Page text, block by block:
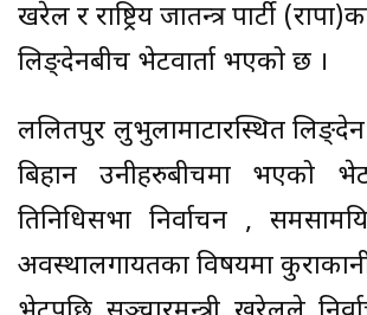
खरेल र राष्ट्रिय प्रजातन्त्र पार्टी
लिङ्देनबीच भेटवार्ता भएको छ ।
ललितपुर लुभुलामाटारस्थित
बिहान उनीहरुबीचमा भएको
प्रतिनिधिसभा निर्वाचन ,
अवस्थालगायतका विषयमा